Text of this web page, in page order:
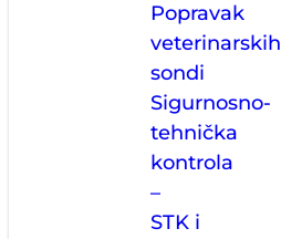
Popravak
veterinarskih
sondi
Sigurnosno-
tehnička
kontrola
–
STK i